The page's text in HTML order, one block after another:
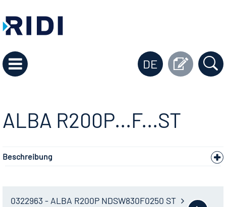
DE
ALBA R200P...F...ST
Beschreibung
0322963 - ALBA R200P NDSW830F0250 ST